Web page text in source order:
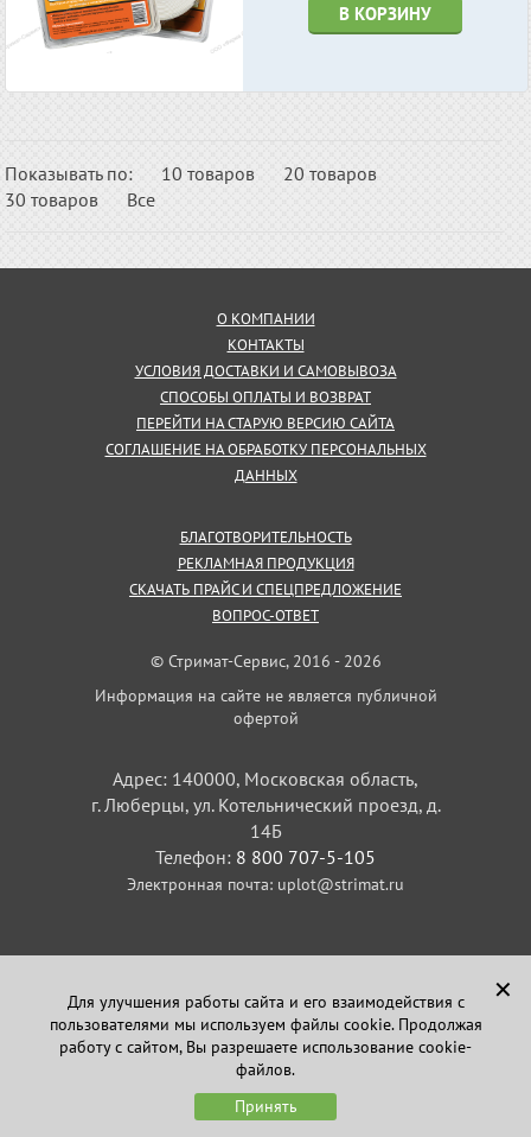
В КОРЗИНУ
Показывать по: 10 товаров
20 товаров
30 товаров
Все
О КОМПАНИИ
КОНТАКТЫ
УСЛОВИЯ ДОСТАВКИ И САМОВЫВОЗА
СПОСОБЫ ОПЛАТЫ И ВОЗВРАТ
ПЕРЕЙТИ НА СТАРУЮ ВЕРСИЮ САЙТА
СОГЛАШЕНИЕ НА ОБРАБОТКУ ПЕРСОНАЛЬНЫХ
ДАННЫХ
БЛАГОТВОРИТЕЛЬНОСТЬ
РЕКЛАМНАЯ ПРОДУКЦИЯ
СКАЧАТЬ ПРАЙС И СПЕЦПРЕДЛОЖЕНИЕ
ВОПРОС-ОТВЕТ
© Стримат-Сервис, 2016 - 2026
Информация на сайте не является публичной
офертой
Адрес: 140000, Московская область,
г. Люберцы, ул. Котельнический проезд, д.
14Б
Телефон: 8 800 707-5-105
Электронная почта: uplot@strimat.ru
Задайте вопрос
в Telegram
✕
Для улучшения работы сайта и его взаимодействия с
пользователями мы используем файлы cookie. Продолжая
работу с сайтом, Вы разрешаете использование cookie-
файлов.
Принять